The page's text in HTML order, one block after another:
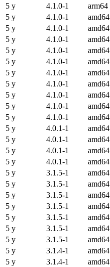
5 y
4.1.0-1 arm64
5 y
4.1.0-1 amd64
5 y
4.1.0-1 amd64
5 y
4.1.0-1 amd64
5 y
4.1.0-1 amd64
5 y
4.1.0-1 amd64
5 y
4.1.0-1 amd64
5 y
4.1.0-1 amd64
5 y
4.1.0-1 amd64
5 y
4.1.0-1 amd64
5 y
4.1.0-1 amd64
5 y
4.0.1-1 amd64
5 y
4.0.1-1 amd64
5 y
4.0.1-1 amd64
5 y
4.0.1-1 amd64
5 y
3.1.5-1 amd64
5 y
3.1.5-1 amd64
5 y
3.1.5-1 amd64
5 y
3.1.5-1 amd64
5 y
3.1.5-1 amd64
5 y
3.1.5-1 amd64
5 y
3.1.5-1 amd64
5 y
3.1.4-1 amd64
5 y
3.1.4-1 amd64